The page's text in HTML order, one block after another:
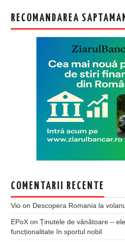
RECOMANDAREA
COMENTARII RECENTE
Vio on Descopera Romania la
EPoX onȚinutele de vânătoare –
funcționalitate în sportul nobil